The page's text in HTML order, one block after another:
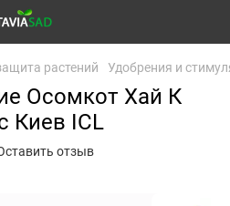
растений Удобрения и
Осомкот Хай К
Киев ICL
отзыв